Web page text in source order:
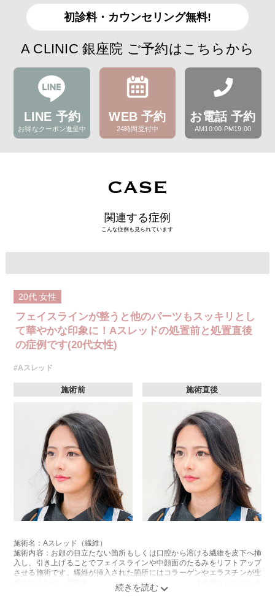
初診料・カウンセリング無料!
A CLINIC 銀座院 ご予約はこちらから
LINE 予約
お得なクーポン進呈中
WEB 予約
24時間受付中
お電話 予約
AM10:00-PM19:00
CASE
関連する症例
こんな症例も見られています
20代 女性
フェイスラインが整うと他のパーツもスッキリとし
て華やかな印象に！Aスレッドの処置前と処置直後
の症例です(20代女性)
#Aスレッド
施術前 施術直後
施術名：Aスレッド（繊維）
施術内容：お顔の目立たない箇所もしくは口腔から溶ける繊維を皮下へ挿
入し、引き上げることでフェイスラインや中顔面のたるみをリフトアップ
させる施術です。繊維が挿入された箇所にはコラーゲンやエラスチンが生
成されるため、長期的な美肌効果、肌質の改善効果、将来的なシワやたる
みの予防効果が期待できます。